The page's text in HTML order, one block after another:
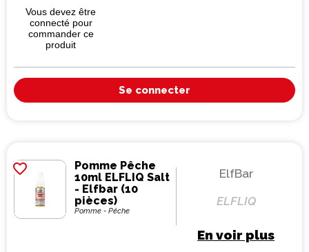
Vous devez être
connecté pour
commander ce
produit
Se connecter
favorite_border
Pomme Pêche
10ml ELFLIQ Salt
- Elfbar (10
pièces)
Pomme - Pêche
ElfBar
ELFLIQ
En voir plus